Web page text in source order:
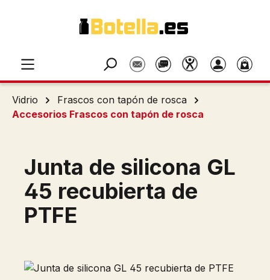
Vidrio
Frascos con tapón de rosca
Accesorios Frascos con tapón de rosca
Junta de silicona GL
45 recubierta de
PTFE